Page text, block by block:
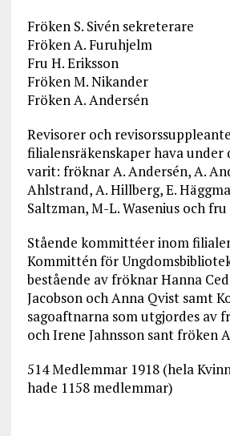
Fröken S. Sivén sekreterare
Fröken A. Furuhjelm
Fru H. Eriksson
Fröken M. Nikander
Fröken A. Andersén
Revisorer och
filialensräkenskaper hava under
varit: fröknar A. Andersén, A.
Ahlstrand, A. Hillberg, E.
Saltzman, M-L. Wasenius och fru
Stående kommittéer inom
Kommittén för
bestående av fröknar Hanna
Jacobson och Anna Qvist samt
sagoaftnarna som utgjordes av
och Irene Jahnsson sant fröken
514 Medlemmar 1918 (hela
hade 1158 medlemmar)